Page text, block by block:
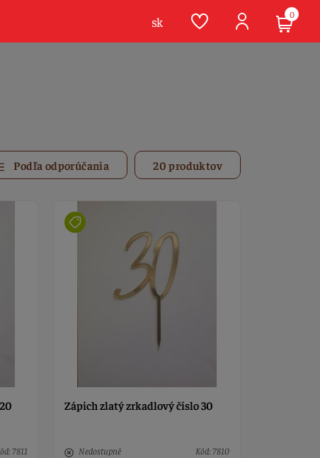
Podľa odporúčania 20 produktov
7811
Zápich zlatý zrkadlový číslo 30
Nedostupné Kód: 7810
sk 0